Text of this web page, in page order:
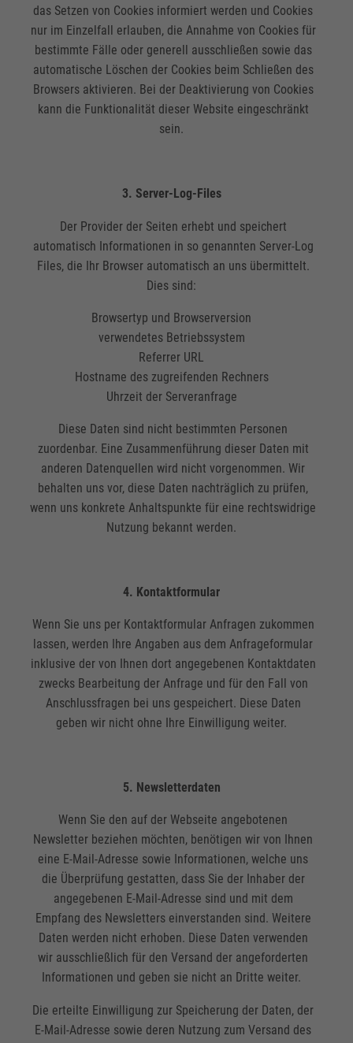
das Setzen von Cookies informiert werden und Cookies
nur im Einzelfall erlauben, die Annahme von Cookies für
bestimmte Fälle oder generell ausschließen sowie das
automatische Löschen der Cookies beim Schließen des
Browsers aktivieren. Bei der Deaktivierung von Cookies
kann die Funktionalität dieser Website eingeschränkt
sein.
3. Server-Log-Files
Der Provider der Seiten erhebt und speichert
automatisch Informationen in so genannten Server-Log
Files, die Ihr Browser automatisch an uns übermittelt.
Dies sind:
Browsertyp und Browserversion
verwendetes Betriebssystem
Referrer URL
Hostname des zugreifenden Rechners
Uhrzeit der Serveranfrage
Diese Daten sind nicht bestimmten Personen
zuordenbar. Eine Zusammenführung dieser Daten mit
anderen Datenquellen wird nicht vorgenommen. Wir
behalten uns vor, diese Daten nachträglich zu prüfen,
wenn uns konkrete Anhaltspunkte für eine rechtswidrige
Nutzung bekannt werden.
4. Kontaktformular
Wenn Sie uns per Kontaktformular Anfragen zukommen
lassen, werden Ihre Angaben aus dem Anfrageformular
inklusive der von Ihnen dort angegebenen Kontaktdaten
zwecks Bearbeitung der Anfrage und für den Fall von
Anschlussfragen bei uns gespeichert. Diese Daten
geben wir nicht ohne Ihre Einwilligung weiter.
5. Newsletterdaten
Wenn Sie den auf der Webseite angebotenen
Newsletter beziehen möchten, benötigen wir von Ihnen
eine E-Mail-Adresse sowie Informationen, welche uns
die Überprüfung gestatten, dass Sie der Inhaber der
angegebenen E-Mail-Adresse sind und mit dem
Empfang des Newsletters einverstanden sind. Weitere
Daten werden nicht erhoben. Diese Daten verwenden
wir ausschließlich für den Versand der angeforderten
Informationen und geben sie nicht an Dritte weiter.
Die erteilte Einwilligung zur Speicherung der Daten, der
E-Mail-Adresse sowie deren Nutzung zum Versand des